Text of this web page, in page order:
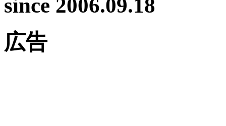
since 2006.09.18
広告